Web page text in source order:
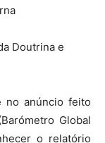
Doutrina e
no anúncio feito
Global
o relatório